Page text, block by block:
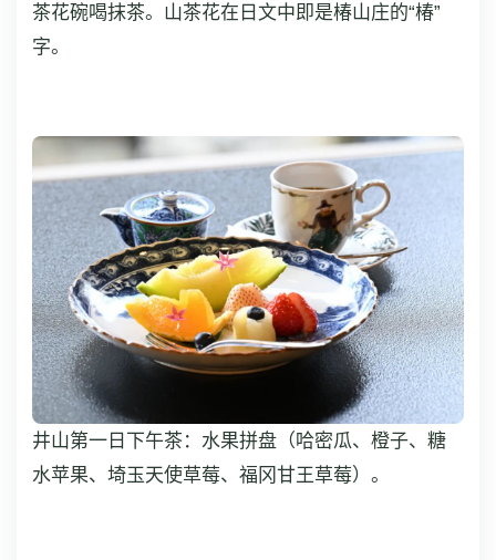
茶花碗喝抹茶。山茶花在日文中即是椿山庄的“椿”
字。
井山第一日下午茶：水果拼盘（哈密瓜、橙子、糖
水苹果、埼玉天使草莓、福冈甘王草莓）。